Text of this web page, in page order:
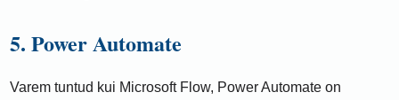
5. Power Automate
Varem tuntud kui Microsoft Flow, Power Automate on